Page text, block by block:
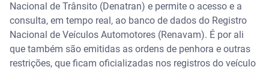
Nacional de Trânsito (Denatran) e permite o acesso e a
consulta, em tempo real, ao banco de dados do Registro
Nacional de Veículos Automotores (Renavam). É por ali
que também são emitidas as ordens de penhora e outras
restrições, que ficam oficializadas nos registros do veículo